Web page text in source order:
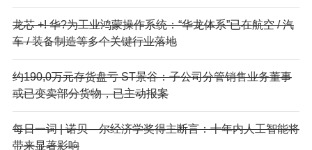
龙芯 +! 华?为工业鸿蒙操作系统：“华龙体系”已在航空 / 汽
车 / 装备制造等多个关键行业落地
约190,0万元存货盘亏 ST景谷：子公司分管销售业务董事
或已变卖部分货物，已主动报案
每日一词 | 诺贝—尔经济学奖得主断言：十年内人工智能将
带来显著影响